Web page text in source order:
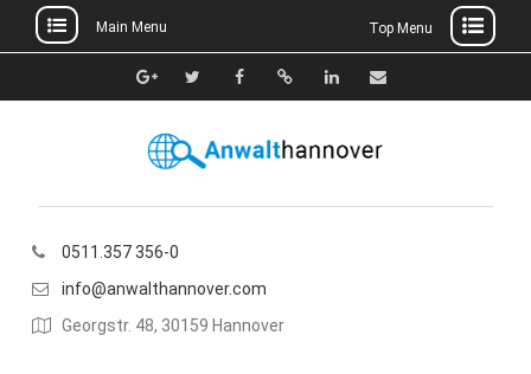
to
Main Menu Top Menu
Google+TwitterFacebook
Xing Linkedin
E-
0511.357 356-0
info@anwalthannover.com
Georgstr. 48, 30159 Hannover